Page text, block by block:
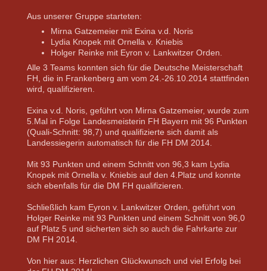
Aus unserer Gruppe starteten:
Mirna Gatzemeier mit Exina v.d. Noris
Lydia Knopek mit Ornella v. Kniebis
Holger Reinke mit Eyron v. Lankwitzer Orden.
Alle 3 Teams konnten sich für die Deutsche Meisterschaft
FH, die in Frankenberg am vom 24.-26.10.2014 stattfinden
wird, qualifizieren.
Exina v.d. Noris, geführt von Mirna Gatzemeier, wurde zum
5.Mal in Folge Landesmeisterin FH Bayern mit 96 Punkten
(Quali-Schnitt: 98,7) und qualifizierte sich damit als
Landessiegerin automatisch für die FH DM 2014.
Mit 93 Punkten und einem Schnitt von 96,3 kam Lydia
Knopek mit Ornella v. Kniebis auf den 4.Platz und konnte
sich ebenfalls für die DM FH qualifizieren.
Schließlich kam Eyron v. Lankwitzer Orden, geführt von
Holger Reinke mit 93 Punkten und einem Schnitt von 96,0
auf Platz 5 und sicherten sich so auch die Fahrkarte zur
DM FH 2014.
Von hier aus: Herzlichen Glückwunsch und viel Erfolg bei